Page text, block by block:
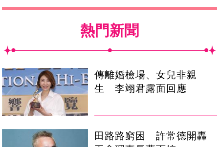
熱門新聞
傳離婚檢場、女兒非親
生 李翊君露面回應
田路路窮困 許常德開轟